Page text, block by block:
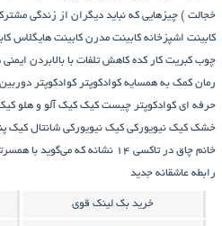
خجالت ) چیزهایی که نباید دیگران از زندگی
کابینت اشپزخانه کابینت مدرن کابینت هایگلاس
چوب کبریت کار کده کاهش تلفات با بالابردن
رمان کمک به همسایه کوادکوپتر کوادکوپتر
حرفه ای کوادکوپتر چیست کیک کیک آلو و هلو
خشک کیک نیویورکی کیک نیویورکی شانتال کیک
خانم چاق در تاکسی ۱۴ نشانه که می‌گوید با همسرتان تفاهم دارید
رابطه عاشقانه جدید
خرید بک لینک قوی